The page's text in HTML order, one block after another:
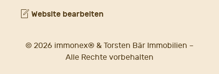
Website bearbeiten
© 2026 immonex® & Torsten Bär Immobilien –
Alle Rechte vorbehalten